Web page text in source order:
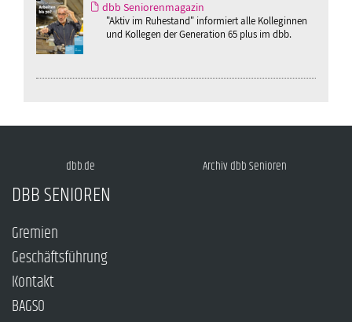
dbb Seniorenmagazin
"Aktiv im Ruhestand" informiert alle Kolleginnen
und Kollegen der Generation 65 plus im dbb.
dbb.de Archiv dbb Senioren
DBB SENIOREN
Gremien
Geschäftsführung
Kontakt
BAGSO